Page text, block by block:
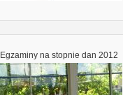
Egzaminy na stopnie dan 2012